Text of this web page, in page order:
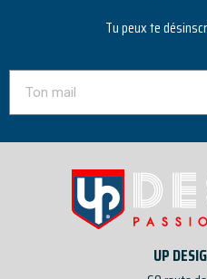
Tu peux te
UP